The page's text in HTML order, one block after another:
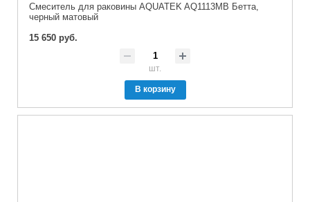
Смеситель для раковины AQUATEK AQ1113MB Бетта,
черный матовый
15 650 руб.
шт.
В корзину